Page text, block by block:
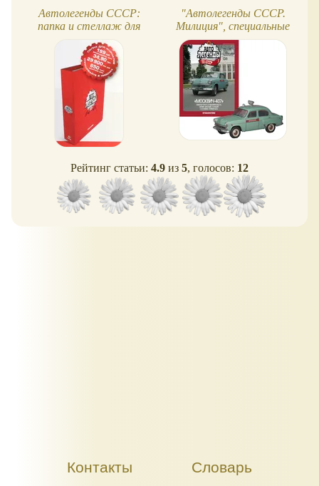
Автолегенды СССР:
папка и стеллаж для
коллекции
"Автолегенды СССР.
Милиция", специальные
выпуски
Рейтинг статьи: 4.9 из 5, голосов: 12
Контакты Словарь